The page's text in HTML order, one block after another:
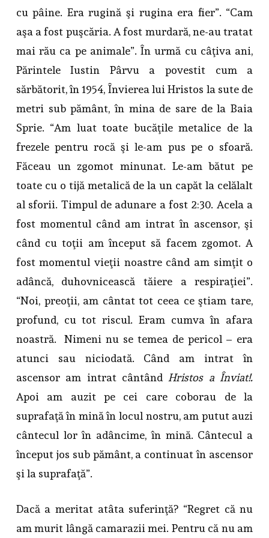
cu pâine. Era rugină şi rugina era fier”. “Cam
aşa a fost puşcăria. A fost murdară, ne-au tratat
mai rău ca pe animale”. În urmă cu câţiva ani,
Părintele Iustin Pârvu a povestit cum a
sărbătorit, în 1954, Învierea lui Hristos la sute de
metri sub pământ, în mina de sare de la Baia
Sprie. “Am luat toate bucăţile metalice de la
frezele pentru rocă şi le-am pus pe o sfoară.
Făceau un zgomot minunat. Le-am bătut pe
toate cu o tijă metalică de la un capăt la celălalt
al sforii. Timpul de adunare a fost 2:30. Acela a
fost momentul când am intrat în ascensor, şi
când cu toţii am început să facem zgomot. A
fost momentul vieţii noastre când am simţit o
adâncă, duhovnicească tăiere a respiraţiei”.
“Noi, preoţii, am cântat tot ceea ce ştiam tare,
profund, cu tot riscul. Eram cumva în afara
noastră. Nimeni nu se temea de pericol – era
atunci sau niciodată. Când am intrat în
ascensor am intrat cântând Hristos a Înviat!.
Apoi am auzit pe cei care coborau de la
suprafaţă în mină în locul nostru, am putut auzi
cântecul lor în adâncime, în mină. Cântecul a
început jos sub pământ, a continuat în ascensor
şi la suprafaţă”.
Dacă a meritat atâta suferinţă? “Regret că nu
am murit lângă camarazii mei. Pentru că nu am